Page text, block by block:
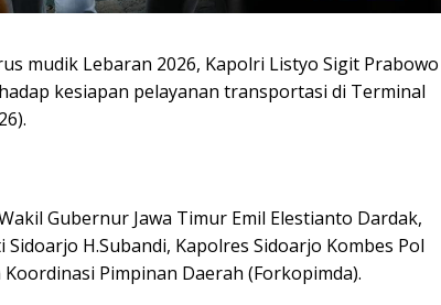
mudik Lebaran 2026, Kapolri Listyo Sigit Prabowo
kesiapan pelayanan transportasi di Terminal
Gubernur Jawa Timur Emil Elestianto Dardak,
H.Subandi, Kapolres Sidoarjo Kombes Pol
Pimpinan Daerah (Forkopimda).